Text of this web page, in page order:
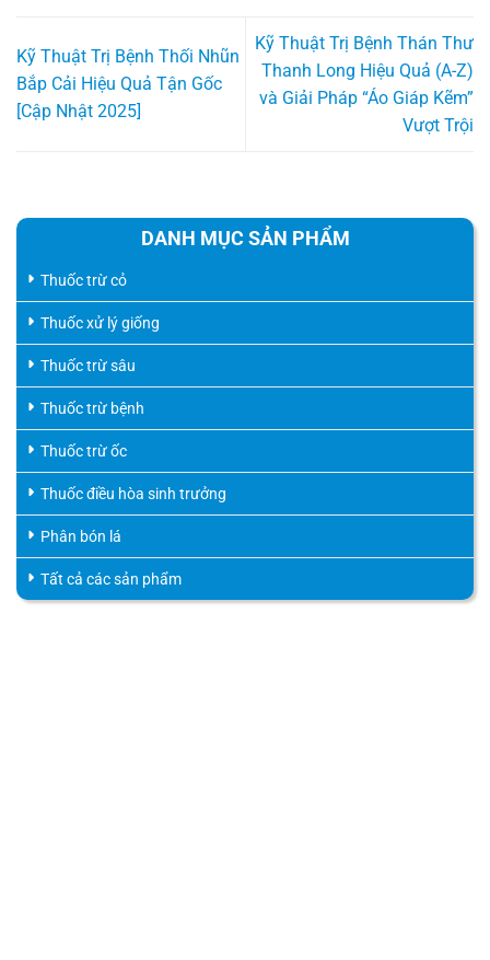
Kỹ Thuật Trị Bệnh Thối Nhũn
Bắp Cải Hiệu Quả Tận Gốc
[Cập Nhật 2025]
Kỹ Thuật Trị Bệnh Thán Thư
Thanh Long Hiệu Quả (A-Z)
và Giải Pháp “Áo Giáp Kẽm”
Vượt Trội
DANH MỤC SẢN PHẨM
Thuốc trừ cỏ
Thuốc xử lý giống
Thuốc trừ sâu
Thuốc trừ bệnh
Thuốc trừ ốc
Thuốc điều hòa sinh trưởng
Phân bón lá
Tất cả các sản phẩm